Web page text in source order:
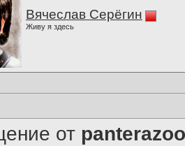
Вячеслав Серёгин
Живу я здесь
от